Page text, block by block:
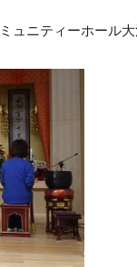
ュニティーホール